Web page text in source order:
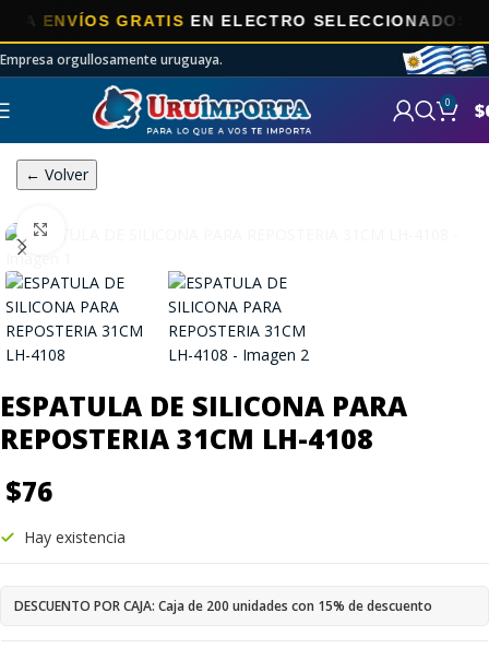
GRATISEN ELECTRO SELECCIONADOS!
Empresa orgullosamente uruguaya.
0 $
← Volver
ESPATULA DE SILICONA PARA
REPOSTERIA 31CM LH-4108
$76
Hay existencia
DESCUENTO POR CAJA: Caja de 200 unidades con 15% de descuento